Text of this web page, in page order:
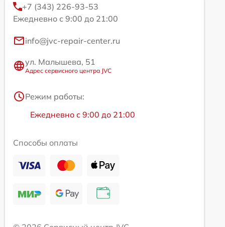
+7 (343) 226-93-53
Ежедневно с 9:00 до 21:00
info@jvc-repair-center.ru
ул. Малышева, 51
Адрес сервисного центра JVC
Режим работы:
Ежедневно с 9:00 до 21:00
Способы оплаты